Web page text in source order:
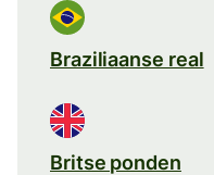
Braziliaanse real
Britse ponden